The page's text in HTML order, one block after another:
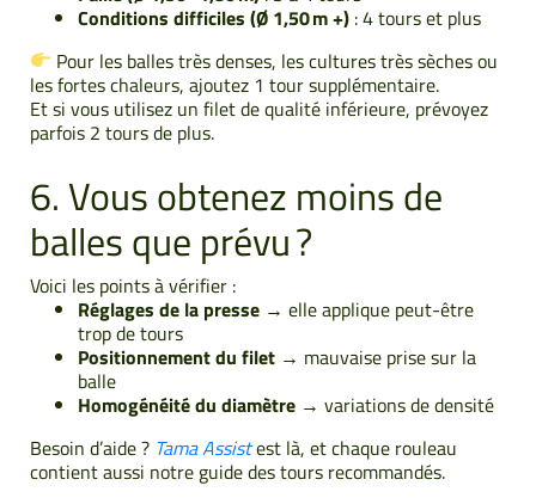
Conditions difficiles (Ø 1,50 m +) : 4 tours et plus
Pour les balles très denses, les cultures très sèches ou
les fortes chaleurs, ajoutez 1 tour supplémentaire.
Et si vous utilisez un filet de qualité inférieure, prévoyez
parfois 2 tours de plus.
6. Vous obtenez moins de
balles que prévu ?
Voici les points à vérifier :
Réglages de la presse → elle applique peut-être
trop de tours
Positionnement du filet → mauvaise prise sur la
balle
Homogénéité du diamètre → variations de densité
Besoin d’aide ? Tama Assistest là, et chaque rouleau
contient aussi notre guide des tours recommandés.